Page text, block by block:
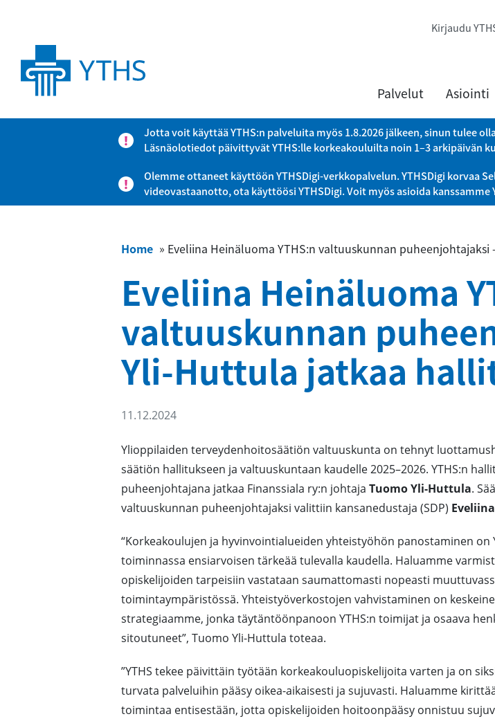
Kirjaudu
Palvelut Asiointi
Jotta voit käyttää YTHS:n palveluita myös 1.8.2026 jälkeen, sinun tulee
Läsnäolotiedot päivittyvät YTHS:lle korkeakouluilta noin 1–3 arkipäivän
Olemme ottaneet käyttöön YTHSDigi-verkkopalvelun. YTHSDigi korvaa
videovastaanotto, ota käyttöösi YTHSDigi. Voit myös asioida kanssamme
Home » Eveliina Heinäluoma YTHS:n valtuuskunnan
Eveliina Heinäluoma
valtuuskunnan
Yli-Huttula jatkaa
11.12.2024
Ylioppilaiden terveydenhoitosäätiön valtuuskunta on tehnyt
säätiön hallitukseen ja valtuuskuntaan kaudelle 2025–2026. YTHS:n
puheenjohtajana jatkaa Finanssiala ry:n johtaja Tuomo Yli-Huttula.
valtuuskunnan puheenjohtajaksi valittiin kansanedustaja (SDP)
“Korkeakoulujen ja hyvinvointialueiden yhteistyöhön panostaminen on
toiminnassa ensiarvoisen tärkeää tulevalla kaudella. Haluamme
opiskelijoiden tarpeisiin vastataan saumattomasti nopeasti
toimintaympäristössä. Yhteistyöverkostojen vahvistaminen on
strategiaamme, jonka täytäntöönpanoon YTHS:n toimijat ja osaava
sitoutuneet”, Tuomo Yli-Huttula toteaa.
”YTHS tekee päivittäin työtään korkeakouluopiskelijoita varten ja on
turvata palveluihin pääsy oikea-aikaisesti ja sujuvasti. Haluamme
toimintaa entisestään, jotta opiskelijoiden hoitoonpääsy onnistuu